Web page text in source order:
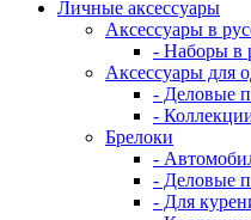
Личные аксессуары
Аксессуары в
- Наборы в
Аксессуары для
- Деловые
-
Брелоки
-
- Деловые
- Для